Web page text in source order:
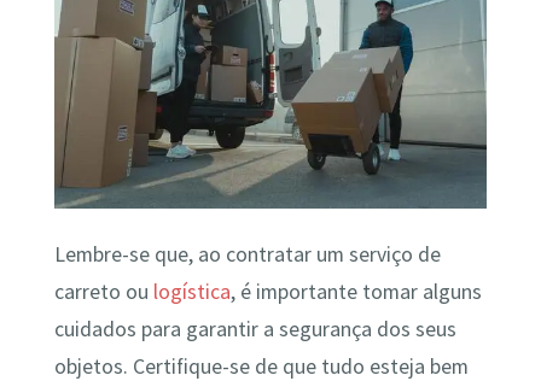
Lembre-se que, ao contratar um serviço de
carreto ou logística, é importante tomar alguns
cuidados para garantir a segurança dos seus
objetos. Certifique-se de que tudo esteja bem